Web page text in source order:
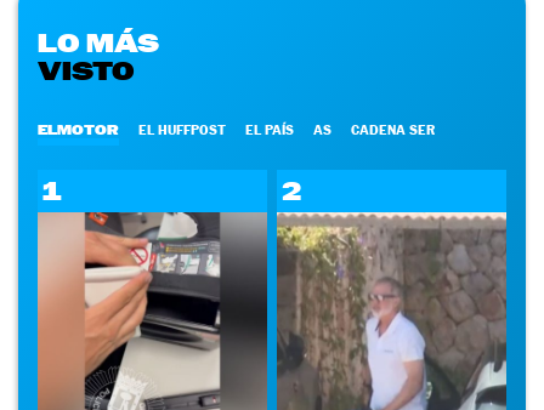
LO MÁS
VISTO
ELMOTOR EL HUFFPOST EL PAÍS AS CADENA SER
1 2